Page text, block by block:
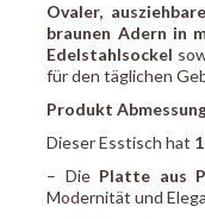
Ovaler,
braunen Adern in
Edelstahlsockel
für den täglichen
Produkt
Dieser Esstisch hat
– Die Platte aus
Modernität und